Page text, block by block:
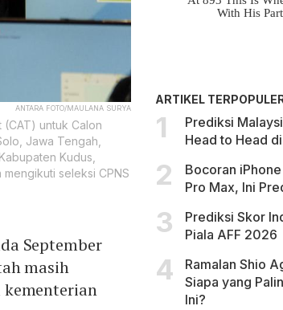
ANTARA FOTO/MAULANA SURYA
(CAT) untuk Calon
Jawa Tengah,
Kudus,
seleksi CPNS
September
masih
kementerian
ARTIKEL
Prediksi
Head to Head
Bocoran
Pro Max, Ini
Prediksi Skor
Piala AFF 2026
Ramalan Shio
Siapa yang
Ini?